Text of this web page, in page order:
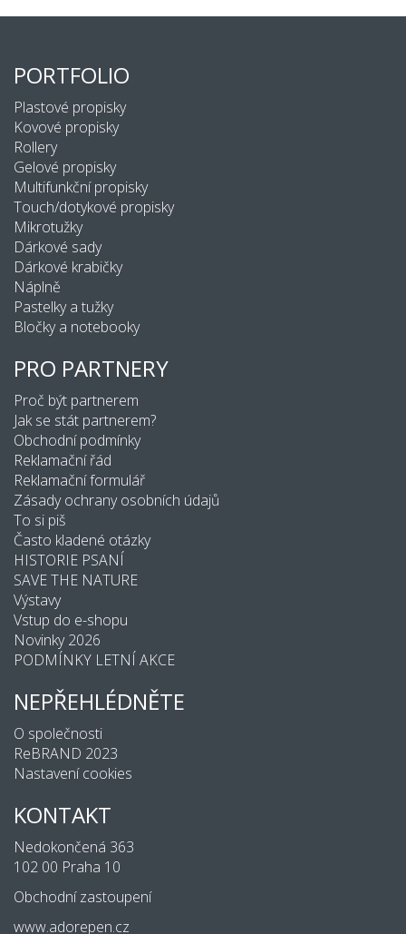
PORTFOLIO
Plastové propisky
Kovové propisky
Rollery
Gelové propisky
Multifunkční propisky
Touch/dotykové propisky
Mikrotužky
Dárkové sady
Dárkové krabičky
Náplně
Pastelky a tužky
Bločky a notebooky
PRO PARTNERY
Proč být partnerem
Jak se stát partnerem?
Obchodní podmínky
Reklamační řád
Reklamační formulář
Zásady ochrany osobních údajů
To si piš
Často kladené otázky
HISTORIE PSANÍ
SAVE THE NATURE
Výstavy
Vstup do e-shopu
Novinky 2026
PODMÍNKY LETNÍ AKCE
NEPŘEHLÉDNĚTE
O společnosti
ReBRAND 2023
Nastavení cookies
KONTAKT
Nedokončená 363
102 00 Praha 10
Obchodní zastoupení
www.adorepen.cz